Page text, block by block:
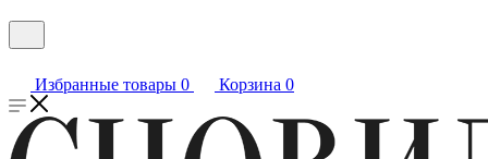
Избранные товары 0 Корзина 0